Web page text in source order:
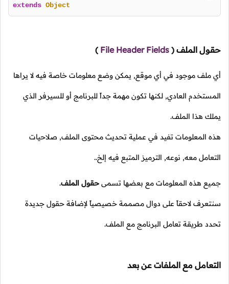
extends Object
حقول الملف (
File Header Fields
)
أي ملف موجود في أي موقع, يمكن وضع معلومات خاصة فيه لا يراها
المستخدم العادي, لكنها تكون مهمة جداً للبرنامج أو للسيرفر الذي
يملك هذا الملف.
هذه المعلومات تفيد في عملية تحديث محتوى الملف, صلاحيات
التعامل معه, نوعه, الترميز المتبع فيه إلخ..
جميع هذه المعلومات مع بعضها تسمى حقول الملف.
سنتعرف لاحقاً على دوال مصممة خصيصياً لإضافة حقول جديدة
تحدد طريقة تعامل البرنامج مع الملف.
التعامل مع الملفات عن بعد